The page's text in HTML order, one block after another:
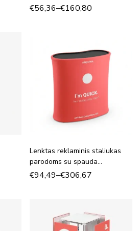
€56,36–€160,80
Lenktas reklaminis staliukas
parodoms su spauda
adTribune Quick Kidney
€94,49–€306,67